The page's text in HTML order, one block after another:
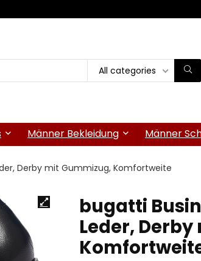
All categories
Männer Bekleidung Männer
Derby mit Gummizug, Komfortweite
bugatti
Leder,